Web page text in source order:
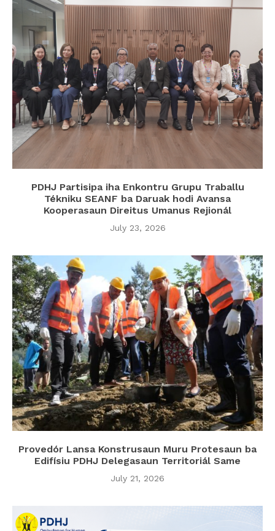
PDHJ Partisipa iha Enkontru Grupu Traballu
Tékniku SEANF ba Daruak hodi Avansa
Kooperasaun Direitus Umanus Rejionál
July 23, 2026
Provedór Lansa Konstrusaun Muru Protesaun ba
Edifísiu PDHJ Delegasaun Territoriál Same
July 21, 2026